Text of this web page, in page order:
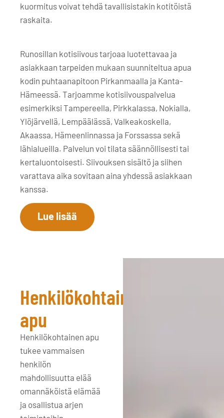
kuormitus voivat tehdä tavallisistakin kotitöistä
raskaita.
Runosillan kotisiivous tarjoaa luotettavaa ja
asiakkaan tarpeiden mukaan suunniteltua apua
kodin puhtaanapitoon Pirkanmaalla ja Kanta-
Hämeessä. Tarjoamme kotisiivouspalvelua
esimerkiksi Tampereella, Pirkkalassa, Nokialla,
Ylöjärvellä, Lempäälässä, Valkeakoskella,
Akaassa, Hämeenlinnassa ja Forssassa sekä
lähialueilla. Palvelun voi tilata säännöllisesti tai
kertaluontoisesti. Siivouksen sisältö ja siihen
varattava aika sovitaan aina yhdessä asiakkaan
kanssa.
Lue lisää
Henkilökohtainen
apu
Henkilökohtainen apu
tukee vammaisen
henkilön
mahdollisuutta elää
omannäköistä elämää
ja osallistua arjen